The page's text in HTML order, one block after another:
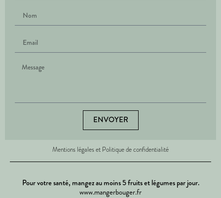
ENVOYER
Mentions légales et Politique de confidentialité
Pour votre santé, mangez au moins 5 fruits et légumes par jour.
www.mangerbouger.fr